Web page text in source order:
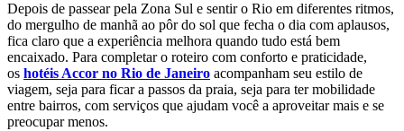
Depois de passear pela Zona Sul e sentir o Rio em diferentes ritmos,
do mergulho de manhã ao pôr do sol que fecha o dia com aplausos,
fica claro que a experiência melhora quando tudo está bem
encaixado. Para completar o roteiro com conforto e praticidade,
os hotéis Accor no Rio de Janeiro acompanham seu estilo de
viagem, seja para ficar a passos da praia, seja para ter mobilidade
entre bairros, com serviços que ajudam você a aproveitar mais e se
preocupar menos.